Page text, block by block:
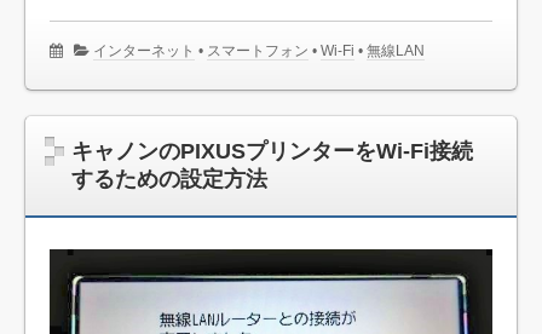
インターネット • スマートフォン •Wi-Fi •無線LAN
キャノンのPIXUSプリンターをWi-Fi接続
するための設定方法